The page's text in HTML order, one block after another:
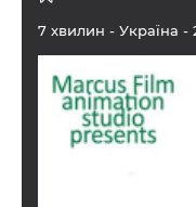
7 хвилин - Україна -